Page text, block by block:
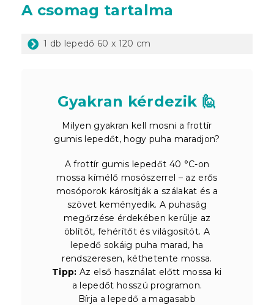
A csomag tartalma
1 db lepedő 60 x 120 cm
Gyakran kérdezik 🙋
Milyen gyakran kell mosni a frottír
gumis lepedőt, hogy puha maradjon?
A frottír gumis lepedőt 40 °C-on
mossa kímélő mosószerrel – az erős
mosóporok károsítják a szálakat és a
szövet keményedik. A puhaság
megőrzése érdekében kerülje az
öblítőt, fehérítőt és világosítót. A
lepedő sokáig puha marad, ha
rendszeresen, kéthetente mossa.
Tipp: Az első használat előtt mossa ki
a lepedőt hosszú programon.
Bírja a lepedő a magasabb